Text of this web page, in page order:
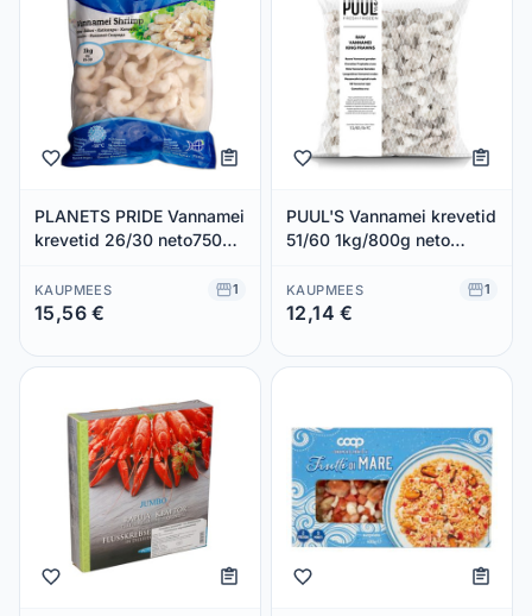
PLANETS PRIDE Vannamei
krevetid 26/30 neto750g
KAUPMEES 1
15,56 €
PUUL'S Vannamei krevetid
51/60 1kg/800g neto
KAUPMEES 1
12,14 €